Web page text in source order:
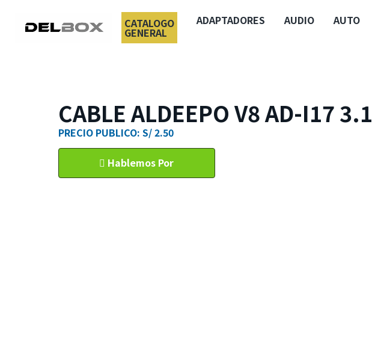
CATALOGO
GENERAL
ADAPTADORES AUDIO AUTO
CABLE ALDEEPO V8 AD-I17 3.1
PRECIO PUBLICO: S/ 2.50
Hablemos Por